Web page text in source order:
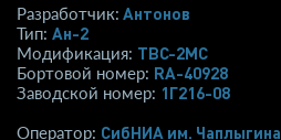
Разработчик: Антонов
Тип: Ан-2
Модификация: ТВС-2МС
Бортовой номер: RA-40928
Заводской номер: 1Г216-08
Оператор: СибНИА им. Чаплыгина